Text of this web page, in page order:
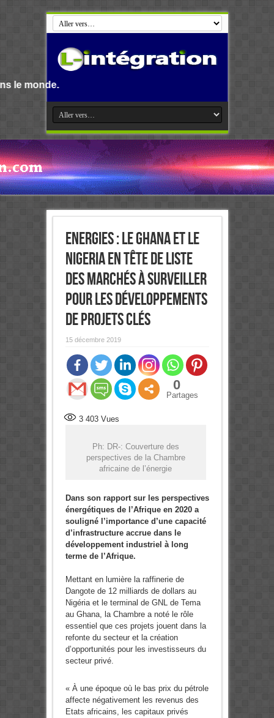
Energies : Le Ghana et le
Nigeria en tête de liste
des marchés à surveiller
pour les développements
de projets clés
15 décembre 2019
0
Partages
3 403Vues
Ph: DR-: Couverture des
perspectives de la Chambre
africaine de l’énergie
Dans son rapport sur les perspectives
énergétiques de l’Afrique en 2020 a
souligné l’importance d’une capacité
d’infrastructure accrue dans le
développement industriel à long
terme de l’Afrique.
Mettant en lumière la raffinerie de
Dangote de 12 milliards de dollars au
Nigéria et le terminal de GNL de Tema
au Ghana, la Chambre a noté le rôle
essentiel que ces projets jouent dans la
refonte du secteur et la création
d’opportunités pour les investisseurs du
secteur privé.
« À une époque où le bas prix du pétrole
affecte négativement les revenus des
Etats africains, les capitaux privés